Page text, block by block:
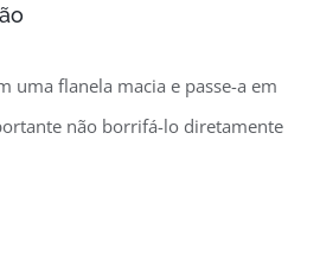
uma flanela macia e passe-a em
não borrifá-lo diretamente